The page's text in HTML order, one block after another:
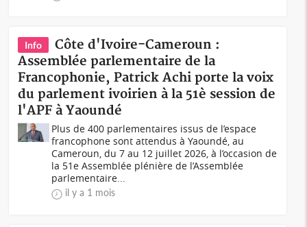
Info
Côte d'Ivoire-Cameroun :
Assemblée parlementaire de la
Francophonie, Patrick Achi porte la voix
du parlement ivoirien à la 51è session de
l'APF à Yaoundé
Plus de 400 parlementaires issus de l’espace
francophone sont attendus à Yaoundé, au
Cameroun, du 7 au 12 juillet 2026, à l’occasion de
la 51e Assemblée plénière de l’Assemblée
parlementaire...
il y a 1 mois